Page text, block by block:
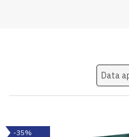
-35%